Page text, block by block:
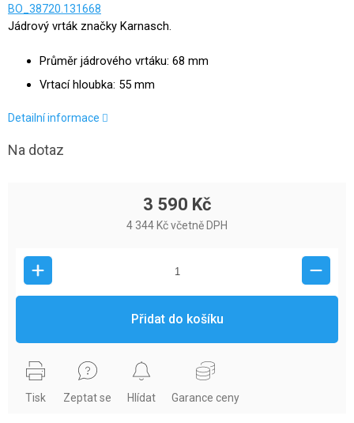
BO_38720.131668
Jádrový vrták značky Karnasch.
Průměr jádrového vrtáku: 68 mm
Vrtací hloubka: 55 mm
Detailní informace
Na dotaz
3 590 Kč
4 344 Kč včetně DPH
Přidat do košíku
Tisk Zeptat se Hlídat Garance ceny